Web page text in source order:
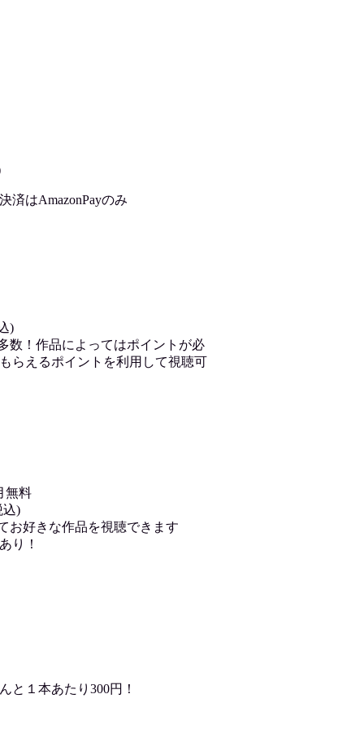
済はAmazonPayのみ
)
！作品によってはポイントが必
らえるポイントを利用して視聴可
無料
込)
お好きな作品を視聴できます
り！
と１本あたり300円！